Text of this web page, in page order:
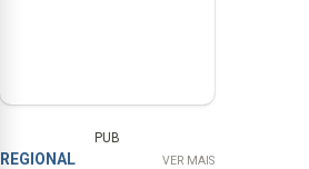
PUB
REGIONAL VER MAIS